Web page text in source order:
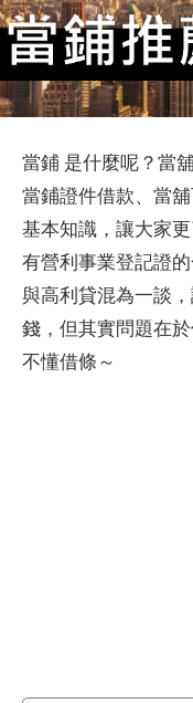
當鋪 是什麼呢？當
當鋪證件借款、當
基本知識，讓大家
有營利事業登記證
與高利貸混為一談
錢，但其實問題在
不懂借條～